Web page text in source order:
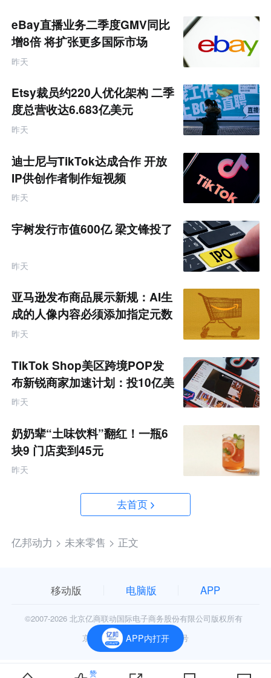
eBay直播业务二季度GMV同比
增8倍 将扩张更多国际市场
昨天
Etsy裁员约220人优化架构 二季
度总营收达6.683亿美元
昨天
迪士尼与TikTok达成合作 开放
IP供创作者制作短视频
昨天
宇树发行市值600亿 梁文锋投了
昨天
亚马逊发布商品展示新规：AI生
成的人像内容必须添加指定元数
据
昨天
TikTok Shop美区跨境POP发
布新锐商家加速计划：投10亿美
金资源帮扶四类商家
昨天
奶奶辈“土味饮料”翻红！一瓶6
块9 门店卖到45元
昨天
去首页
亿邦动力 > 未来零售 > 正文
APP内打开
赞
移动版 电脑版 APP
©2007-2026 北京亿商联动国际电子商务股份有限公司版权所有
京公网安备11010602006906号